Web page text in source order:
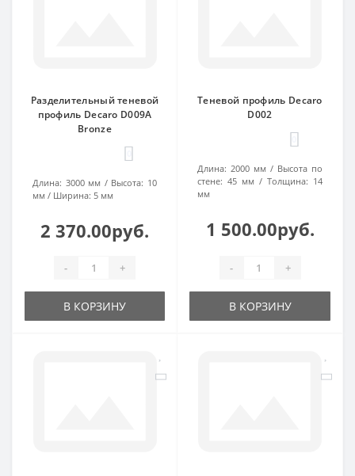
Разделительный теневой
профиль Decaro D009A
Bronze
Длина: 3000 мм Высота: 10
мм
Ширина: 5 мм
2 370.00руб.
- +
В КОРЗИНУ
Теневой профиль Decaro
D002
Длина: 2000 мм
Высота по
стене: 45 мм Толщина: 14
мм
1 500.00руб.
- +
В КОРЗИНУ